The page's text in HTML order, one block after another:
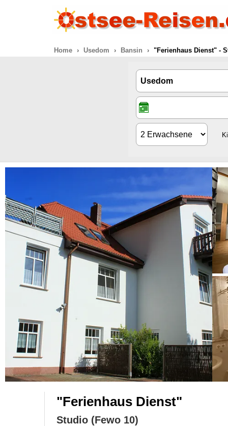
Home Usedom Bansin "Ferienhaus Dienst" -
"Ferienhaus Dienst"
Studio (Fewo 10)